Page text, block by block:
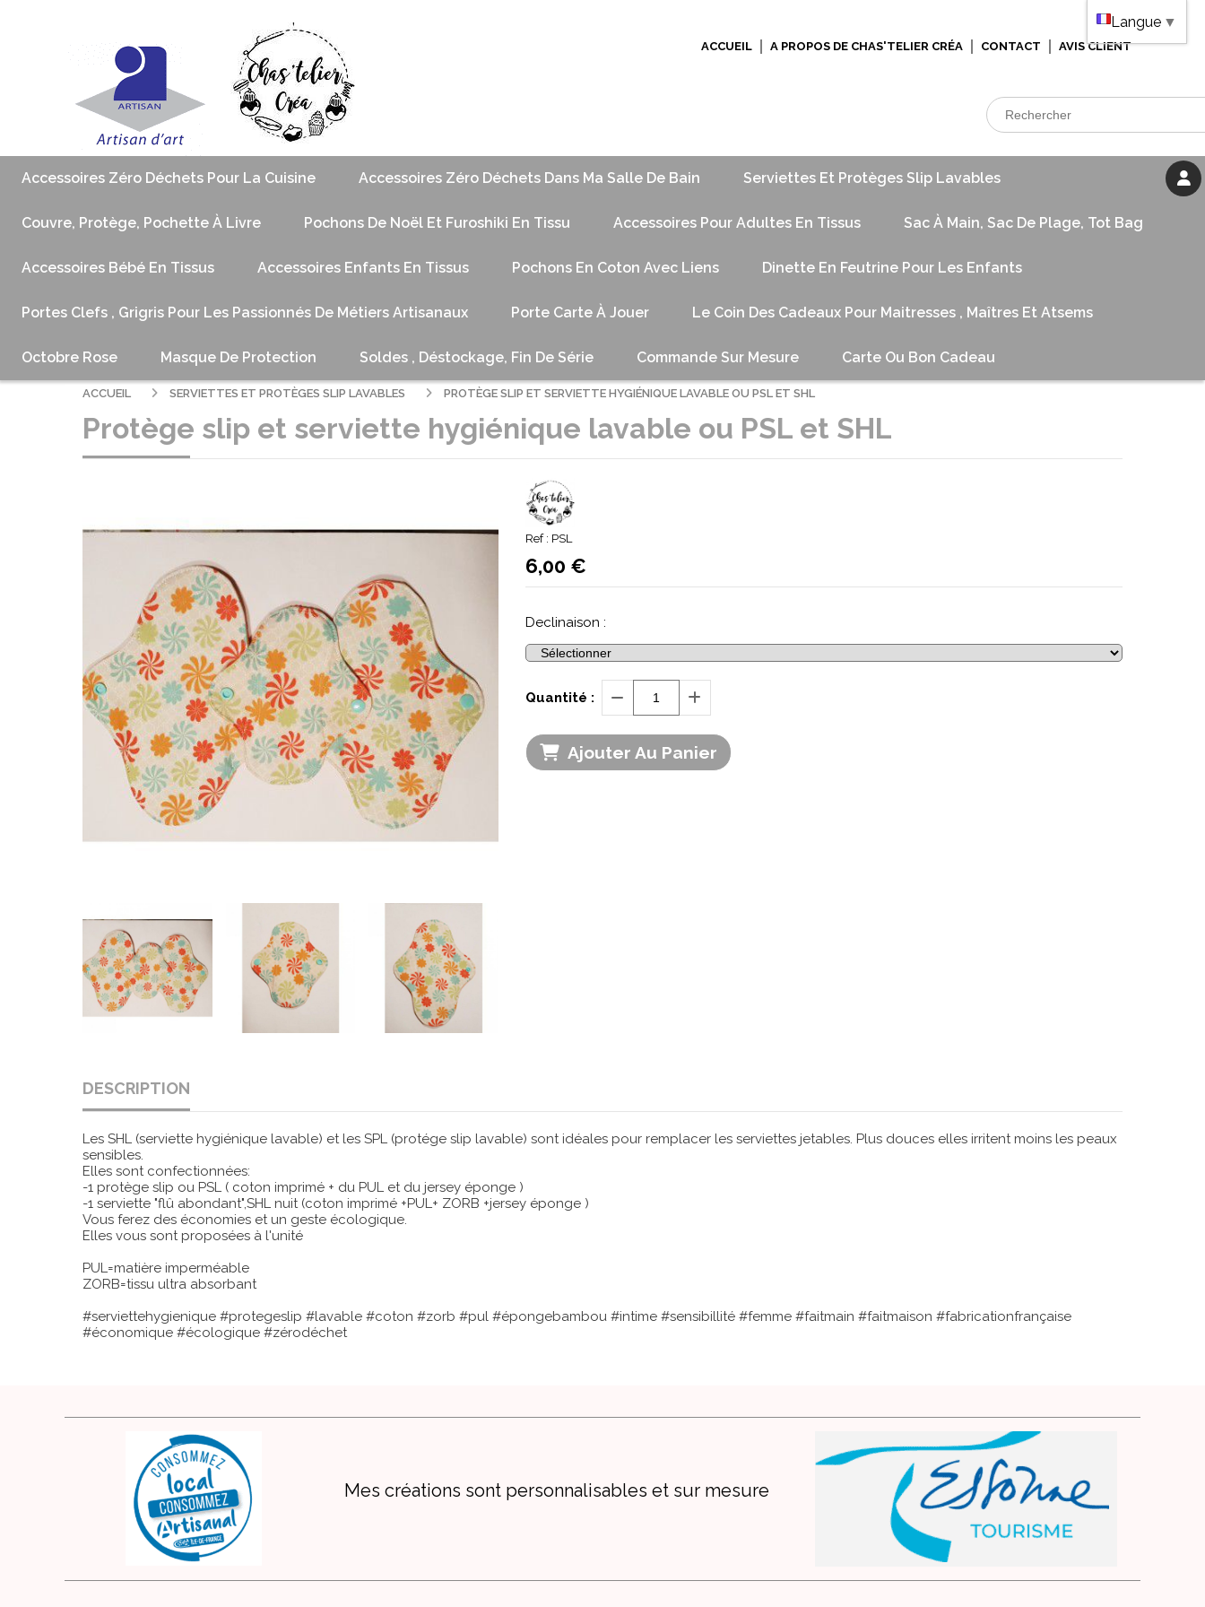
ACCUEIL A PROPOS DE CHAS'TELIER CRÉA CONTACT AVIS CLIENT
Accessoires Zéro Déchets Pour La Cuisine Accessoires Zéro Déchets Dans Ma Salle De Bain Serviettes Et Protèges Slip Lavables
Couvre, Protège, Pochette À Livre Pochons De Noël Et Furoshiki En Tissu Accessoires Pour Adultes En Tissus Sac À Main, Sac De Plage, Tot Bag
Accessoires Bébé En Tissus Accessoires Enfants En Tissus Pochons En Coton Avec Liens Dinette En Feutrine Pour Les Enfants
Portes Clefs , Grigris Pour Les Passionnés De Métiers Artisanaux Porte Carte À Jouer Le Coin Des Cadeaux Pour Maitresses , Maîtres Et Atsems
Octobre Rose Masque De Protection Soldes , Déstockage, Fin De Série Commande Sur Mesure Carte Ou Bon Cadeau
ACCUEIL SERVIETTES ET PROTÈGES SLIP LAVABLES PROTÈGE SLIP ET SERVIETTE HYGIÉNIQUE LAVABLE OU PSL ET SHL
Protège slip et serviette hygiénique lavable ou PSL et SHL
Ref : PSL
Declinaison :
6,00 €
Quantité :
Ajouter Au Panier
DESCRIPTION
Les SHL (serviette hygiénique lavable) et les SPL (protége slip lavable) sont idéales pour remplacer les serviettes jetables. Plus douces elles irritent moins les peaux
sensibles.
Elles sont confectionnées:
-1 protège slip ou PSL ( coton imprimé + du PUL et du jersey éponge )
-1 serviette "flû abondant",SHL nuit (coton imprimé +PUL+ ZORB +jersey éponge )
Vous ferez des économies et un geste écologique.
Elles vous sont proposées à l'unité
PUL=matière imperméable
ZORB=tissu ultra absorbant
#serviettehygienique #protegeslip #lavable #coton #zorb #pul #épongebambou #intime #sensibillité #femme #faitmain #faitmaison #fabricationfrançaise
#économique #écologique #zérodéchet
Mes créations sont personnalisables et sur mesure
Langue ▼